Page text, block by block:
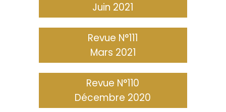
Juin 2021
Revue N°111
Mars 2021
Revue N°110
Décembre 2020